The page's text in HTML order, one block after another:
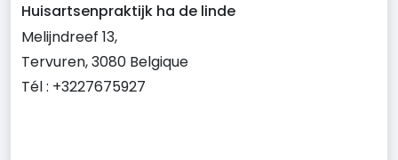
Huisartsenpraktijk ha de linde
Melijndreef 13,
Tervuren, 3080 Belgique
Tél : +3227675927